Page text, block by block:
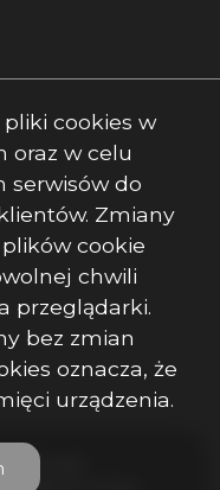
© 2026
cookies w
oraz w celu
serwisów do
Zmiany
cookie
chwili
przeglądarki.
bez zmian
oznacza, że
urządzenia.